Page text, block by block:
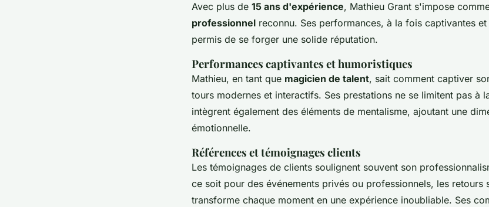
Avec plus de 15 ans d'expérience, Mathieu Grant s'impose
professionnel reconnu. Ses performances, à la fois captivantes
permis de se forger une solide réputation.
Performances captivantes et humoristiques
Mathieu, en tant que magicien de talent, sait comment captiver
tours modernes et interactifs. Ses prestations ne se limitent pas à
intègrent également des éléments de mentalisme, ajoutant une
émotionnelle.
Références et témoignages clients
Les témoignages de clients soulignent souvent son
ce soit pour des événements privés ou professionnels, les retours
transforme chaque moment en une expérience inoubliable. Ses